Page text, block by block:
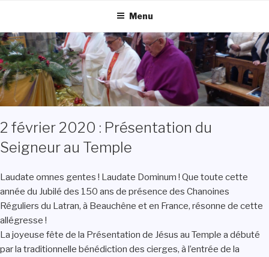
contenu
principal
Menu
2 février 2020 : Présentation du
Seigneur au Temple
Laudate omnes gentes ! Laudate Dominum ! Que toute cette
année du Jubilé des 150 ans de présence des Chanoines
Réguliers du Latran, à Beauchêne et en France, résonne de cette
allégresse !
La joyeuse fête de la Présentation de Jésus au Temple a débuté
par la traditionnelle bénédiction des cierges, à l’entrée de la